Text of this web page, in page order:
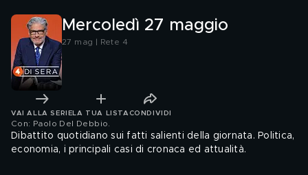
Mercoledì 27 maggio
27 mag | Rete 4
VAI ALLA SERIE LA TUA LISTA CONDIVIDI
Con: Paolo Del Debbio
Dibattito quotidiano sui fatti salienti della giornata. Politica,
economia, i principali casi di cronaca ed attualità.